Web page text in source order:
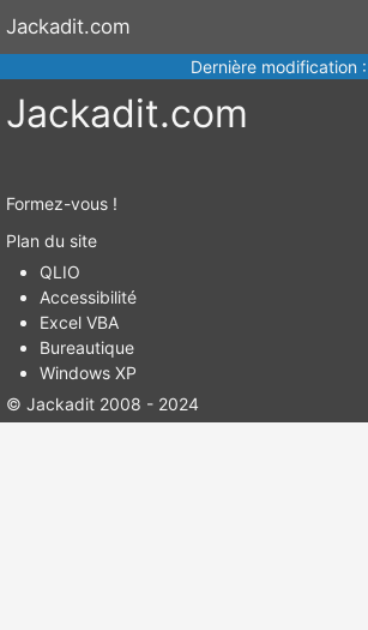
Aller au
Jackadit.com
Dernière modification
Jackadit.com
Formez-vous !
Plan du site
QLIO
Accessibilité
Excel VBA
Bureautique
Windows XP
© Jackadit 2008 - 2024